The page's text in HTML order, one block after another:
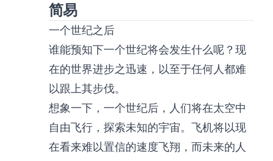
简易
一个世纪之后
谁能预知下一个世纪将会发生什么呢？现
在的世界进步之迅速，以至于任何人都难
以跟上其步伐。
想象一下，一个世纪后，人们将在太空中
自由飞行，探索未知的宇宙。飞机将以现
在看来难以置信的速度飞翔，而未来的人